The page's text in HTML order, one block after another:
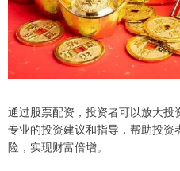
通过股票配资，投资者可以放大
专业的投资建议和指导，帮助投
险，实现财富倍增。